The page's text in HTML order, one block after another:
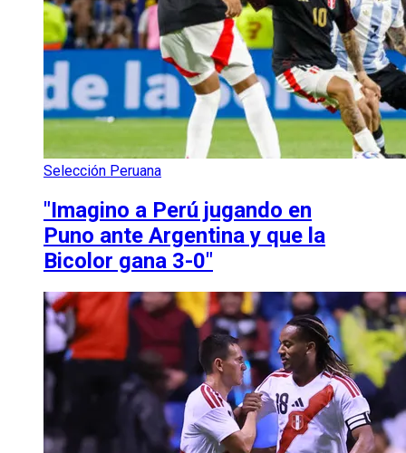
Selección Peruana
"Imagino a Perú jugando en
Puno ante Argentina y que la
Bicolor gana 3-0"